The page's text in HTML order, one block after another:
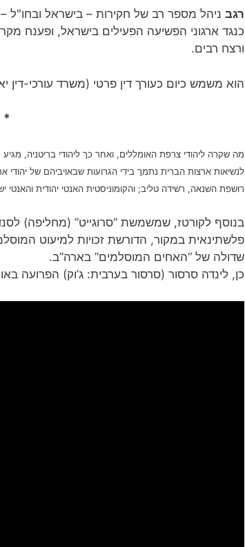
רגב ניהל מספר רב של חקירות – בישראל ובחו"ל –
כנגד ארגוני הפשיעה הפעילים בישראל, ופענח
ורצח רבים.
הוא משמש כיום כעורך דין פרטי (משרד עורכי-דין‏
*
מה שקרה ליהודי צרפת האומללים, ואחר כך ליהודי בריטניה,
לנשיאות ארצות הברית נתמך בידי הגרועות שבאויביהם של
רושפת השנאה, רשידה טליב; והקומוניסטית האנטי יהודית והאנטי
בנוסף לקורטז, שמשמשת “סרוגייט” (מחליפה)
פלשתינאית במקור, הדורשת זכויות למיעוט המ
שדולה של “האחים המוסלמים” בארה”ב.
כן, לינדה סרסור (סרסור בערבית: ג’וק) הפרועה